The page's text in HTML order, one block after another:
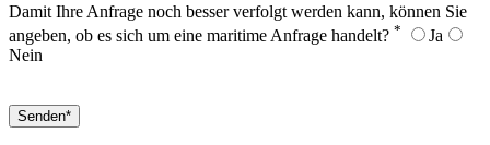
Damit Ihre Anfrage noch besser verfolgt werden kann, können Sie
angeben, ob es sich um eine maritime Anfrage handelt? *
Ja
Nein